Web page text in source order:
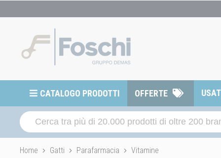
CATALOGO PRODOTTI OFFERTE
Home Gatti Parafarmacia Vitamine